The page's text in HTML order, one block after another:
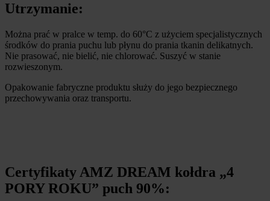
Utrzymanie:
Można prać w pralce w temp. do 60°C z użyciem specjalistycznych
środków do prania puchu lub płynu do prania tkanin delikatnych.
Nie prasować, nie bielić, nie chlorować. Suszyć w stanie
rozwieszonym.
Opakowanie fabryczne produktu służy do jego bezpiecznego
przechowywania oraz transportu.
Certyfikaty AMZ DREAM kołdra „4
PORY ROKU” puch 90%: